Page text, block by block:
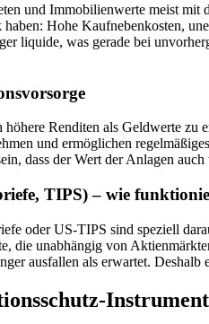
und Immobilienwerte meist
Hohe Kaufnebenkosten,
liquide, was gerade bei
Renditen als Geldwerte
und ermöglichen
dass der Wert der Anlagen
TIPS) – wie
oder US-TIPS sind speziell
die unabhängig von
ausfallen als erwartet.